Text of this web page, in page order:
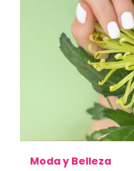
Moda y Belleza